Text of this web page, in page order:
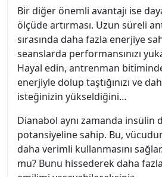
Bir diğer önemli avantajı ise
ölçüde artırması. Uzun süreli
sırasında daha fazla enerjiye
seanslarda performansınızı
Hayal edin, antrenman
enerjiyle dolup taştığınızı ve
isteğinizin yükseldiğini…
Dianabol aynı zamanda insülin
potansiyeline sahip. Bu,
daha verimli kullanmasını
mu? Bunu hissederek daha